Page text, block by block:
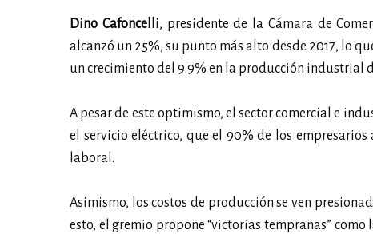
Dino Cafoncelli, presidente de la Cámara de
alcanzó un 25%, su punto más alto desde 2017, lo
un crecimiento del 9.9% en la producción industrial
A pesar de este optimismo, el sector comercial e
el servicio eléctrico, que el 90% de los
laboral.
Asimismo, los costos de producción se ven
esto, el gremio propone “victorias tempranas” como